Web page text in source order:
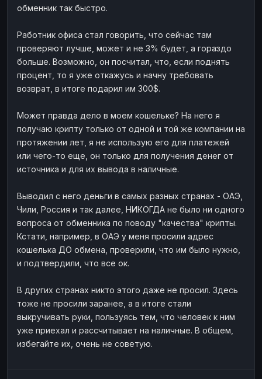
обменник так быстро.
Работник офиса стал говорить, что сейчас там
проверяют лучше, может и не 3% будет, а гораздо
больше. Возможно, он посчитал, что, если поднять
процент, то я уже откажусь и начну требовать
возврат, в итоге подарил им 300$.
Может правда дело в моем кошельке? На него я
получаю крипту только от одной и той же компании на
протяжении лет, я не использую его для платежей
или чего-то еще, он только для получения денег от
источника и для их вывода в наличные.
Выводил с него деньги в самых разных странах - ОАЭ,
Чили, Россия и так далее, НИКОГДА не было ни одного
вопроса от обменника по поводу "качества" крипты.
Кстати, например, в ОАЭ у меня просили адрес
кошелька ДО обмена, проверили, что им было нужно,
и подтвердили, что все ок.
В других странах никто этого даже не просил. Здесь
тоже не просили заранее, а в итоге стали
выкручивать руки, пользуясь тем, что человек к ним
уже приехал и рассчитывает на наличные. В общем,
избегайте их, очень не советую.